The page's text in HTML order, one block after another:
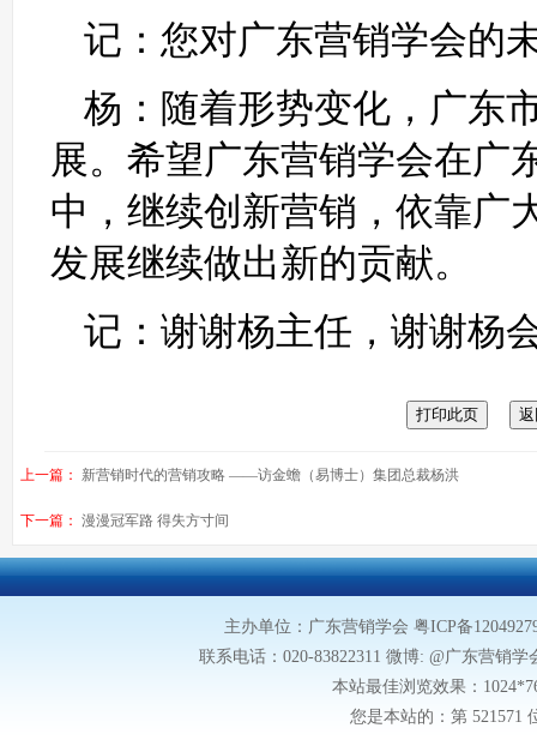
记：您对广东营销学会的
杨：随着形势变化，广东
展。希望广东营销学会在广
中，继续创新营销，依靠广
发展继续做出新的贡献。
记：谢谢杨主任，谢谢杨
上一篇： 新营销时代的营销攻略 ——访金蟾（易博士）集团总裁杨洪
下一篇： 漫漫冠军路 得失方寸间
主办单位：广东营销学会 粤ICP备
联系电话：020-83822311 微博: @广东营销学
本站最佳浏览效果：
您是本站的：第 521571